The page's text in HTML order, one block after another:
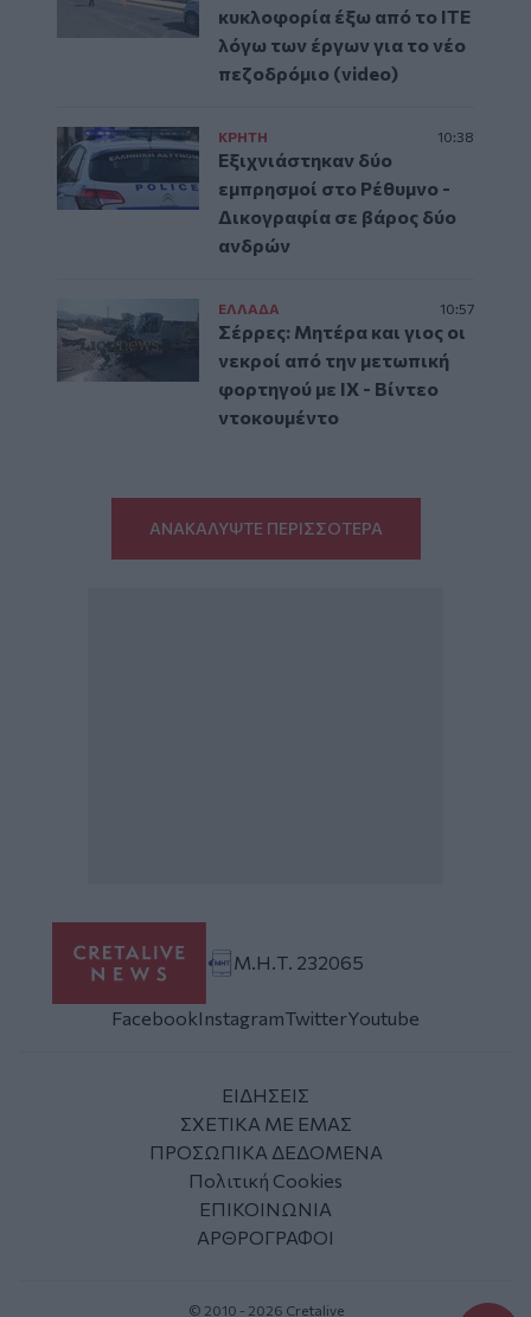
κυκλοφορία έξω από το ΙΤΕ
λόγω των έργων για το νέο
πεζοδρόμιο (video)
ΚΡΗΤΗ 10:38
Εξιχνιάστηκαν δύο
εμπρησμοί στο Ρέθυμνο -
Δικογραφία σε βάρος δύο
ανδρών
ΕΛΛAΔΑ 10:57
Σέρρες: Μητέρα και γιος οι
νεκροί από την μετωπική
φορτηγού με ΙΧ - Βίντεο
ντοκουμέντο
ΑΝΑΚΑΛΥΨΤΕ ΠΕΡΙΣΣΟΤΕΡΑ
Μ.Η.Τ. 232065
FacebookInstagramTwitterYoutube
ΕΙΔΗΣΕΙΣ
ΣΧΕΤΙΚΑ ΜΕ ΕΜΑΣ
ΠΡΟΣΩΠΙΚΑ ΔΕΔΟΜΕΝΑ
Πολιτική Cookies
ΕΠΙΚΟΙΝΩΝΙΑ
ΑΡΘΡΟΓΡΑΦΟΙ
© 2010 - 2026 Cretalive